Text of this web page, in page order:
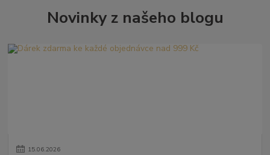
Novinky z našeho blogu
15.06.2026